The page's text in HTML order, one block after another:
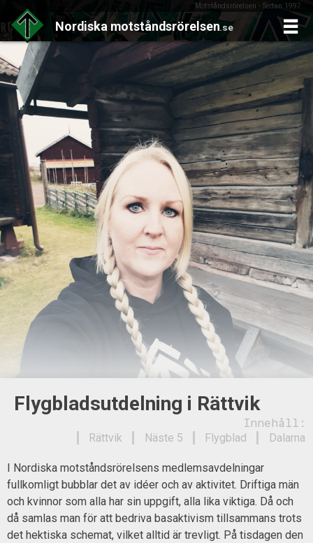
Motståndsrörelsen - Sedan 1997
Nordiska motståndsrörelsen.se
Skip
to
content
Flygbladsutdelning i Rättvik
Innehåll:
Dalarna
Flygblad
Näste 5
Rättvik
I Nordiska motståndsrörelsens medlemsavdelningar
fullkomligt bubblar det av idéer och av aktivitet. Driftiga män
och kvinnor som alla har sin uppgift, alla lika viktiga. Då och
då samlas man för att bedriva basaktivism tillsammans trots
det hektiska schemat, vilket alltid är trevligt. På tisdagen den